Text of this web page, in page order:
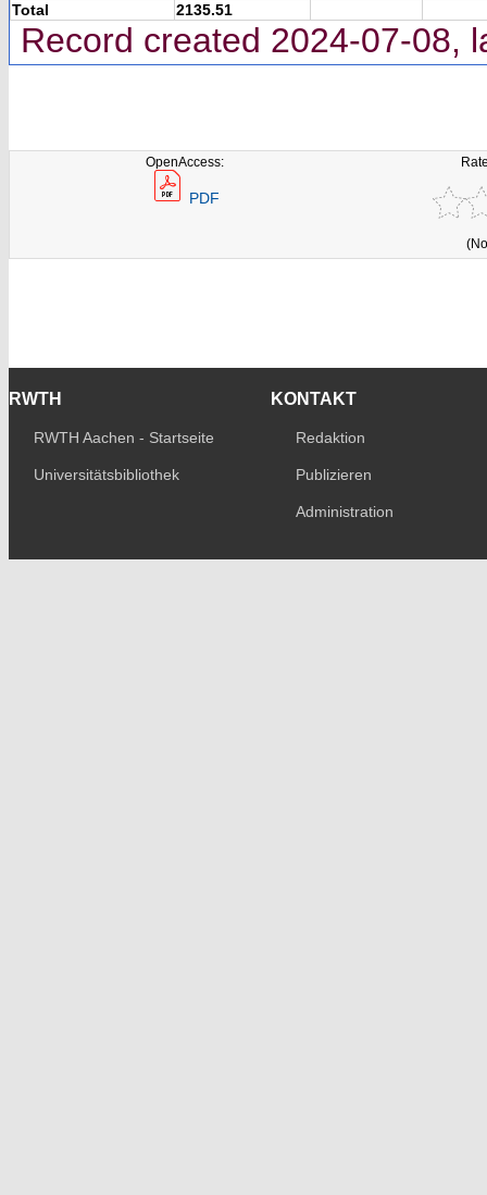
Total
2135.51
Record created 2024-07-08,
OpenAccess:
PDF
RWTH
RWTH Aachen - Startseite
Universitätsbibliothek
KONTAKT
Redaktion
Publizieren
Administration